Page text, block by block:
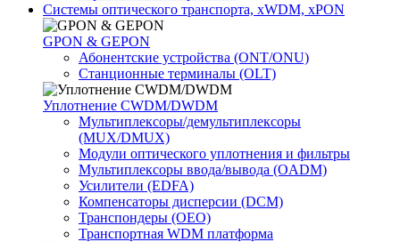
Системы оптического транспорта, xWDM, xPON
GPON & GEPON
Абонентские устройства (ONT/ONU)
Станционные терминалы (OLT)
Уплотнение CWDM/DWDM
Мультиплексоры/демультиплексоры
(MUX/DMUX)
Модули оптического уплотнения и фильтры
Мультиплексоры ввода/вывода (OADM)
Усилители (EDFA)
Компенсаторы дисперсии (DCM)
Транспондеры (OEO)
Транспортная WDM платформа